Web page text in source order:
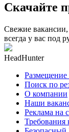
Скачайте
Свежие
всегда у вас под
HeadHunter
Размещение
Поиск по
О компании
Наши
Реклама на